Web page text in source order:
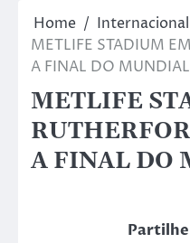
Home
Internacional
METLIFE STADIUM
A FINAL DO
METLIFE
A FINAL DO